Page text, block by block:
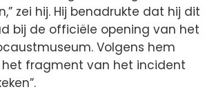
zei hij. Hij benadrukte dat hij dit
bij de officiële opening van het
Volgens hem
het fragment van het incident